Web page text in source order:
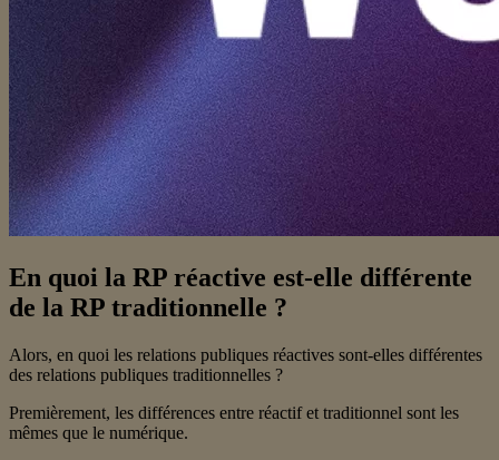
En quoi la RP réactive est-elle différente
de la RP traditionnelle ?
Alors, en quoi les relations publiques réactives sont-elles différentes
des relations publiques traditionnelles ?
Premièrement, les différences entre réactif et traditionnel sont les
mêmes que le numérique.